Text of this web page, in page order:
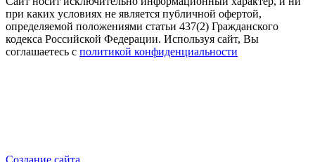
при каких условиях не является публичной офертой,
определяемой положениями статьи 437(2) Гражданского
кодекса Российской Федерации. Используя сайт, Вы
соглашаетесь с политикой конфиденциальности
Создание сайта